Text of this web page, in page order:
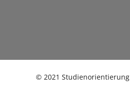
© 2021 Studienorientierung